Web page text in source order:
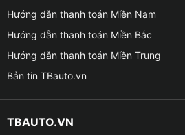
Địa
X800
Hướng dẫn thanh toán Miền Nam
Hướng dẫn thanh toán Miền Bắc
Hướng dẫn thanh toán Miền Trung
Bản tin TBauto.vn
TBAUTO.VN